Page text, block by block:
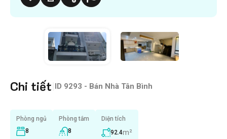
Chi tiết ID 9293 - Bán Nhà Tân Bình
Phòng ngủ
8
Phòng tắm
8
Diện tích
92.4m²